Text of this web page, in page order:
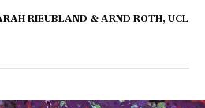
RIEUBLAND & ARND ROTH, UCL